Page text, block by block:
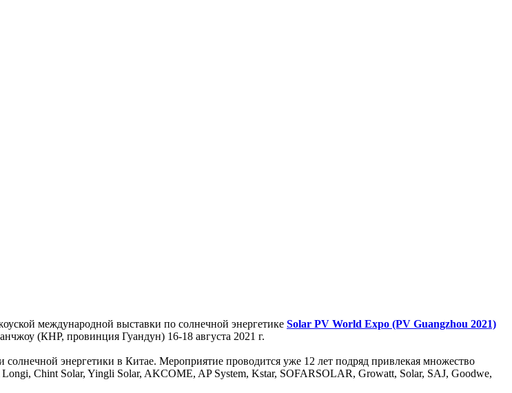
международной выставки по солнечной энергетике Solar PV World Expo (PV Guangzhou 2021)
(КНР, провинция Гуандун) 16-18 августа 2021 г.
энергетики в Китае. Мероприятие проводится уже 12 лет подряд привлекая множество
Chint Solar, Yingli Solar, AKCOME, AP System, Kstar, SOFARSOLAR, Growatt, Solar, SAJ, Goodwe,